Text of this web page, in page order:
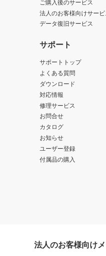
ご購入後のサービス
法人のお客様向けサー
データ復旧サービス
サポート
サポートトップ
よくある質問
ダウンロード
対応情報
修理サービス
お問合せ
カタログ
お知らせ
ユーザー登録
付属品の購入
法人のお客様向け